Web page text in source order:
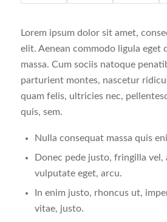
Lorem ipsum dolor sit amet,
elit. Aenean commodo ligula eget
massa. Cum sociis natoque
parturient montes, nascetur
quam felis, ultricies nec,
quis, sem.
Nulla consequat massa quis
Donec pede justo, fringilla vel,
vulputate eget, arcu.
In enim justo, rhoncus ut,
vitae, justo.